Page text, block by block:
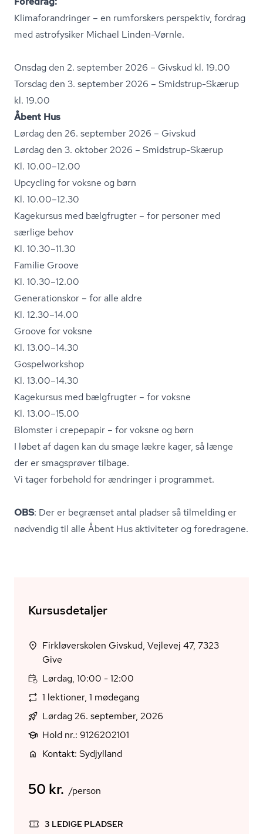
Kli­ma­for­an­drin­ger – en rumforskers perspektiv, fordrag
med astrofysiker Michael Linden-Vørnle.
Onsdag den 2. september 2026 – Givskud kl. 19.00
Torsdag den 3. september 2026 – Smidstrup-Skærup
kl. 19.00
Åbent Hus
Lørdag den 26. september 2026 – Givskud
Lørdag den 3. oktober 2026 – Smidstrup-Skærup
Kl. 10.00–12.00
Upcycling for voksne og børn
Kl. 10.00–12.30
Kagekursus med bælgfrugter – for personer med
særlige behov
Kl. 10.30–11.30
Familie Groove
Kl. 10.30–12.00
Generationskor – for alle aldre
Kl. 12.30–14.00
Groove for voksne
Kl. 13.00–14.30
Gospelworkshop
Kl. 13.00–14.30
Kagekursus med bælgfrugter – for voksne
Kl. 13.00–15.00
Blomster i crepepapir – for voksne og børn
I løbet af dagen kan du smage lækre kager, så længe
der er smagsprøver tilbage.
Vi tager forbehold for ændringer i programmet.
OBS: Der er begrænset antal pladser så tilmelding er
nødvendig til alle Åbent Hus aktiviteter og foredragene.
Kursusdetaljer
Firkløverskolen Givskud, Vejlevej 47, 7323
Give
Lørdag, 10:00 - 12:00
1 lektioner, 1 mødegang
Lørdag 26. september, 2026
Hold nr.: 9126202101
Kontakt: Sydjylland
50 kr. /person
3 LEDIGE PLADSER